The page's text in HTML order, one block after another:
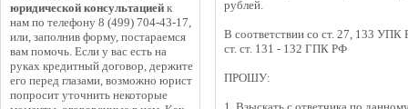
юридической консультацией к
нам по телефону 8 (499) 704-43-17,
или, заполнив форму, постараемся
вам помочь. Если у вас есть на
руках кредитный договор, держите
его перед глазами, возможно юрист
попросит уточнить некоторые
рублей.
В соответствии со ст. 27, 133
ст. ст. 131 - 132 ГПК РФ
ПРОШУ: